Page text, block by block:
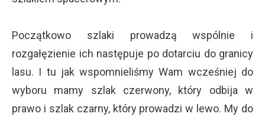
Początkowo szlaki prowadzą wspólnie i
rozgałęzienie ich następuje po dotarciu do granicy
lasu. I tu jak wspomnieliśmy Wam wcześniej do
wyboru mamy szlak czerwony, który odbija w
prawo i szlak czarny, który prowadzi w lewo. My do